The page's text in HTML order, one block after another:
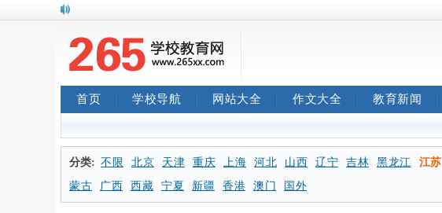
首页 学校导航 网站大全 作文大全 教育新闻
分类: 不限 北京 天津 重庆 上海 河北 山西 辽宁 吉林 黑龙江 江苏
蒙古
广西 西藏 宁夏 新疆 香港 澳门 国外